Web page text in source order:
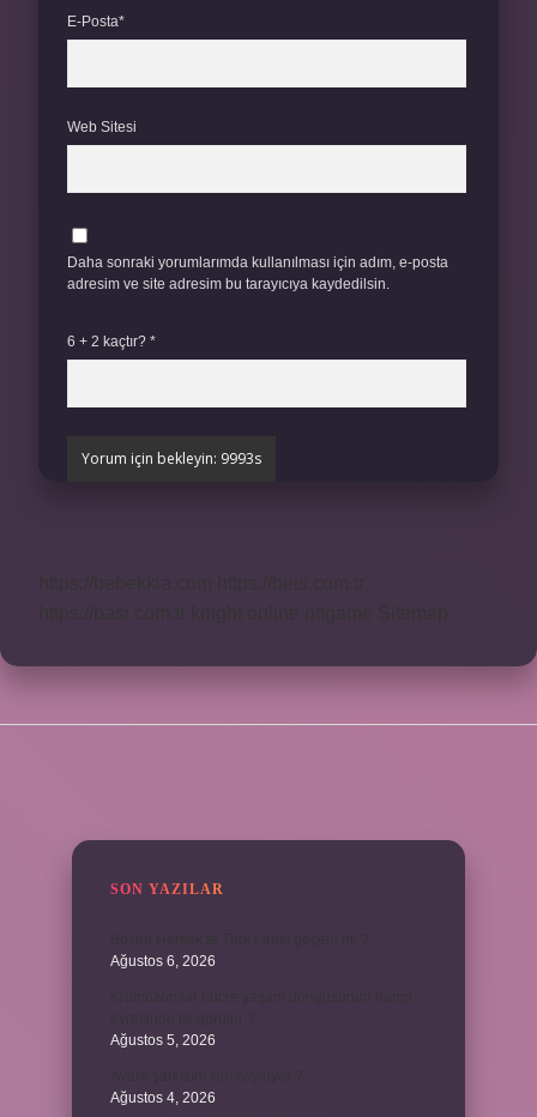
E-Posta*
Web Sitesi
Daha sonraki yorumlarımda kullanılması için adım, e-posta
adresim ve site adresim bu tarayıcıya kaydedilsin.
6 + 2 kaçtır? *
SON YAZILAR
Ağustos 6, 2026
Ağustos 5, 2026
Ağustos 4, 2026